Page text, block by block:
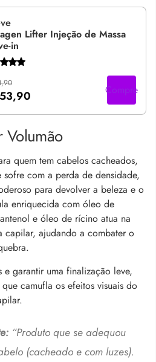
Lifter Injeção de Massa
in
Compre
Volumão
quem tem cabelos cacheados,
sofre com a perda de densidade,
para devolver a beleza e o
enriquecida com óleo de
e óleo de rícino atua na
capilar, ajudando a combater o
garantir uma finalização leve,
camufla os efeitos visuais do
“Produto que se adequou
(cacheado e com luzes).